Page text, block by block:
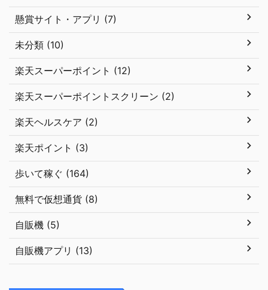
懸賞サイト・アプリ (7)
未分類 (10)
楽天スーパーポイント (12)
楽天スーパーポイントスクリーン (2)
楽天ヘルスケア (2)
楽天ポイント (3)
歩いて稼ぐ (164)
無料で仮想通貨 (8)
自販機 (5)
自販機アプリ (13)